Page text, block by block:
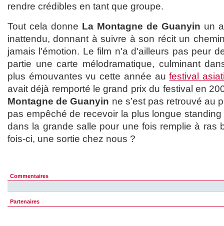
rendre crédibles en tant que groupe.
Tout cela donne La Montagne de Guanyin un
inattendu, donnant à suivre à son récit un
jamais l'émotion. Le film n'a d'ailleurs pas peur
partie une carte mélodramatique, culminant
plus émouvantes vu cette année aufestival
avait déjà remporté le grand prix du festival en
Montagne de Guanyin ne s’est pas retrouvé au
pas empêché de recevoir la plus longue
dans la grande salle pour une fois remplie à ras
fois-ci, une sortie chez nous ?
Commentaires
Partenaires